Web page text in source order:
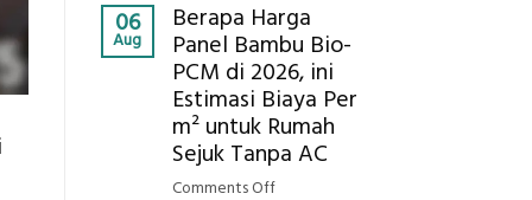
Pemasangan
Bowplank
Mataram,
Global
Ekplorasi.Menggunakan
Alat
06
Aug
Berapa Harga
Panel Bambu Bio-
PCM di 2026, ini
Estimasi Biaya Per
m² untuk Rumah
Sejuk Tanpa AC
Comments Offon